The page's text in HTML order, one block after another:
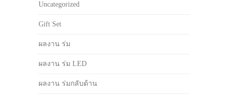
Uncategorized
Gift Set
ผลงาน ร่ม
ผลงาน ร่ม LED
ผลงาน ร่มกลับด้าน